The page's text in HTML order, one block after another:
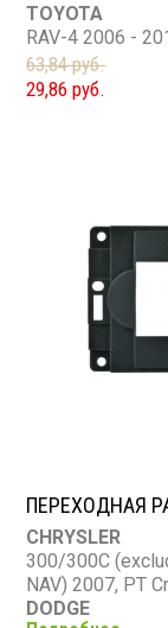
TOYOTA
RAV-4 2006 -
63,84 руб.
29,86 руб.
ПЕРЕХОДНАЯ
CHRYSLER
300/300C
NAV) 2007, PT
DODGE